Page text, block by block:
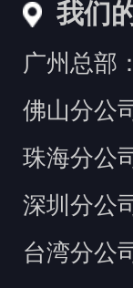
我们
广州总部
佛山分公
珠海分公
深圳分公
台湾分公